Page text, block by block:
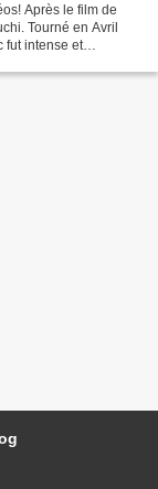
Après le film de
Tourné en Avril
fut intense et